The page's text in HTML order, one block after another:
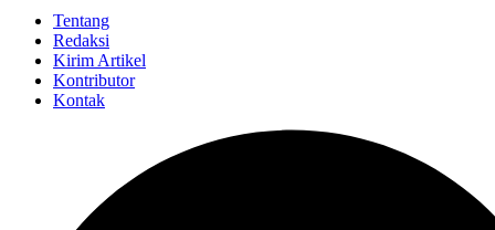
Tentang
Redaksi
Kirim Artikel
Kontributor
Kontak